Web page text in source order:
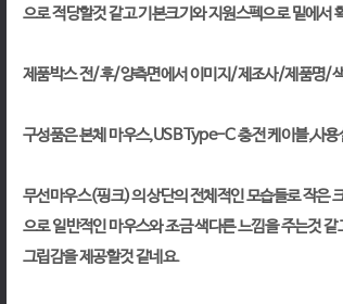
으로 적당할것 같고 기본크기와 지원스펙으로 밑에서
제품박스 전/후/양측면에서 이미지/제조사/제품명/
구성품은 본체 마우스,USB Type-C 충전 케이블,사용
무선마우스(핑크)의 상단의 전체적인 모습들로 작은
으로 일반적인 마우스와 조금 색다른 느낌을 주는것
그립감을 제공할것 같네요.